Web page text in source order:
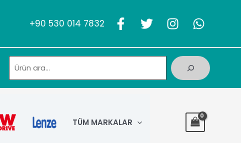
+90 530 014 7832
TÜM MARKALAR